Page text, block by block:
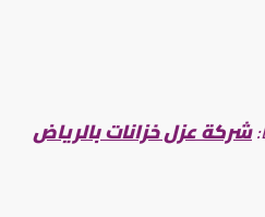
شركة عزل خزانات بالرياض